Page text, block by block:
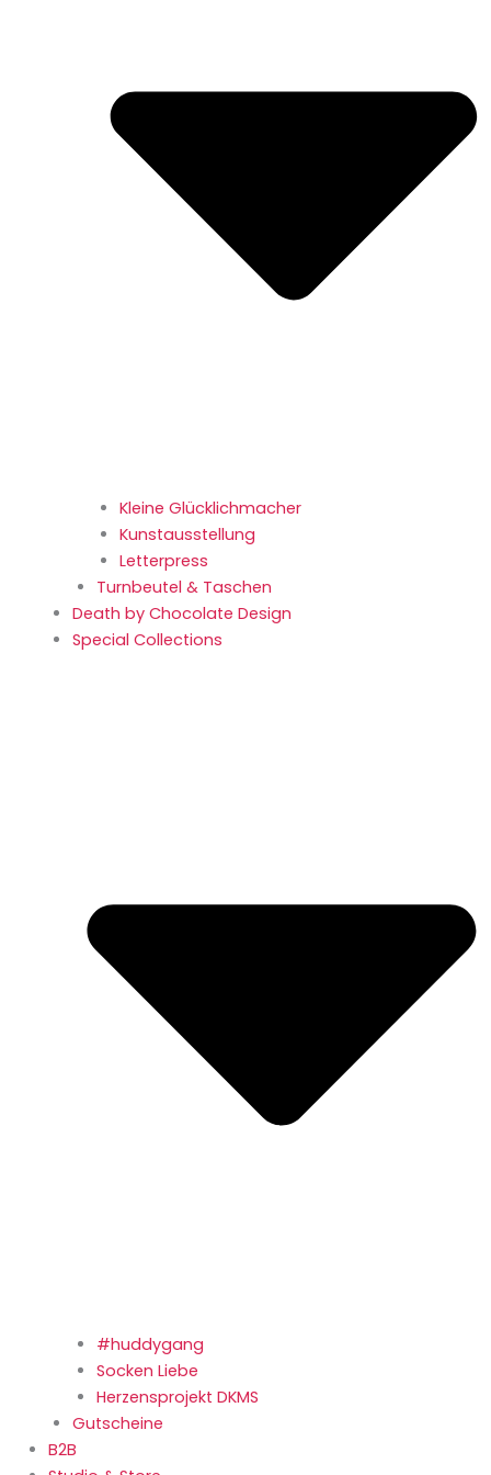
Kleine Glücklich­macher
Kunstaus­stellung
Letterpress
Turnbeutel & Taschen
Death by Chocolate Design
Special Collections
#huddygang
Socken Liebe
Herzensprojekt DKMS
Gutscheine
B2B